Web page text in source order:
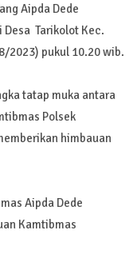
Aipda Dede
Tarikolot Kec.
2023) pukul 10.20 wib.
tatap muka antara
Polsek
himbauan
Aipda Dede
Kamtibmas